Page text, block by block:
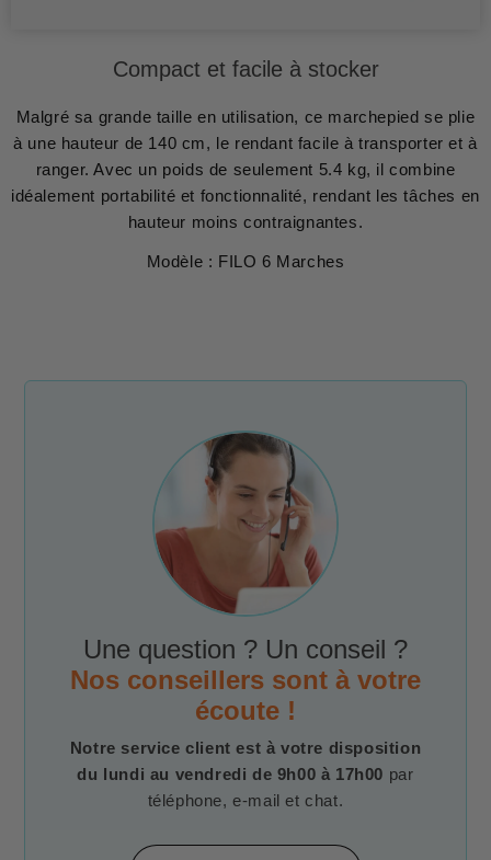
Compact et facile à stocker
Malgré sa grande taille en utilisation, ce marchepied se plie
à une hauteur de 140 cm, le rendant facile à transporter et à
ranger. Avec un poids de seulement 5.4 kg, il combine
idéalement portabilité et fonctionnalité, rendant les tâches en
hauteur moins contraignantes.
Modèle : FILO 6 Marches
Une question ? Un conseil ?
Nos conseillers sont à votre
écoute !
Notre service client est à votre disposition
du lundi au vendredi de 9h00 à 17h00 par
téléphone, e-mail et chat.